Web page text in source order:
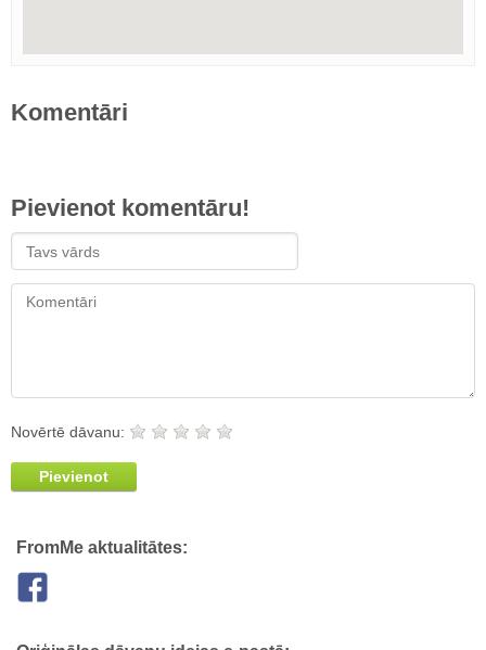
Komentāri
Pievienot komentāru!
Novērtē dāvanu:
Pievienot
FromMe aktualitātes: